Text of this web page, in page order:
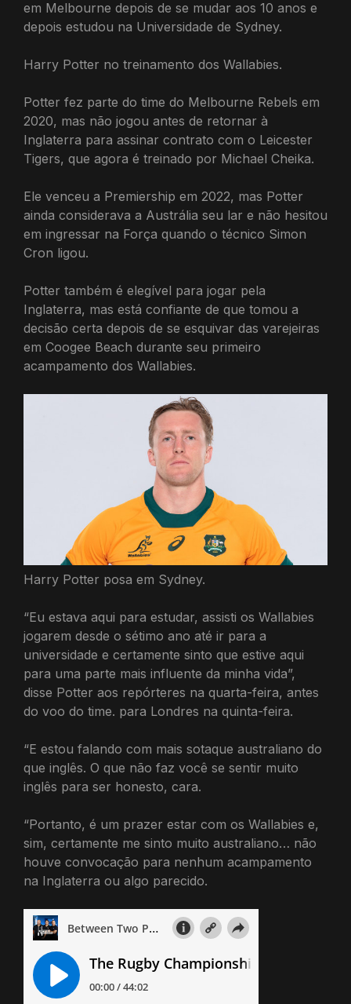
em Melbourne depois de se mudar aos 10 anos e
depois estudou na Universidade de Sydney.
Harry Potter no treinamento dos Wallabies.
Potter fez parte do time do Melbourne Rebels em
2020, mas não jogou antes de retornar à
Inglaterra para assinar contrato com o Leicester
Tigers, que agora é treinado por Michael Cheika.
Ele venceu a Premiership em 2022, mas Potter
ainda considerava a Austrália seu lar e não hesitou
em ingressar na Força quando o técnico Simon
Cron ligou.
Potter também é elegível para jogar pela
Inglaterra, mas está confiante de que tomou a
decisão certa depois de se esquivar das varejeiras
em Coogee Beach durante seu primeiro
acampamento dos Wallabies.
Harry Potter posa em Sydney.
“Eu estava aqui para estudar, assisti os Wallabies
jogarem desde o sétimo ano até ir para a
universidade e certamente sinto que estive aqui
para uma parte mais influente da minha vida”,
disse Potter aos repórteres na quarta-feira, antes
do voo do time. para Londres na quinta-feira.
“E estou falando com mais sotaque australiano do
que inglês. O que não faz você se sentir muito
inglês para ser honesto, cara.
“Portanto, é um prazer estar com os Wallabies e,
sim, certamente me sinto muito australiano… não
houve convocação para nenhum acampamento
na Inglaterra ou algo parecido.